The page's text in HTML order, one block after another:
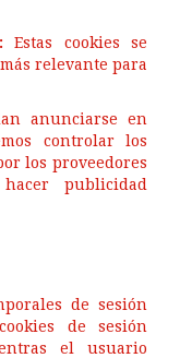
Estas cookies se
relevante para
anunciarse en
controlar los
los proveedores
publicidad
de sesión
de sesión
el usuario